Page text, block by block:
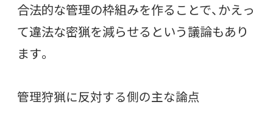
合法的な管理の枠組みを作ることで、かえっ
て違法な密猟を減らせるという議論もあり
ます。
管理狩猟に反対する側の主な論点